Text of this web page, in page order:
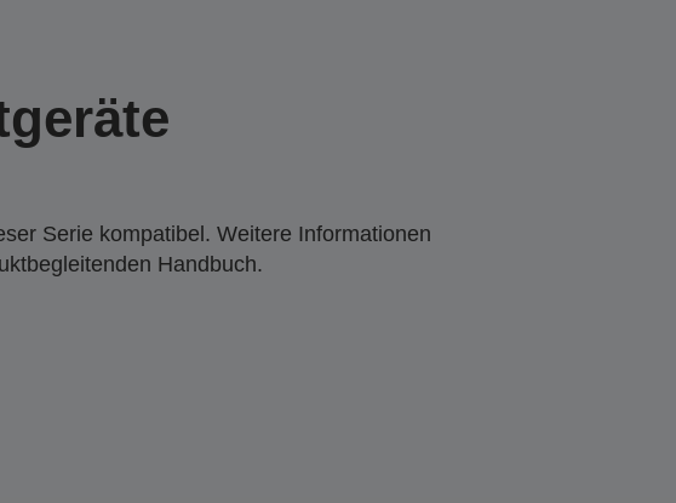
Serie kompatibel. Weitere Informationen
Handbuch.